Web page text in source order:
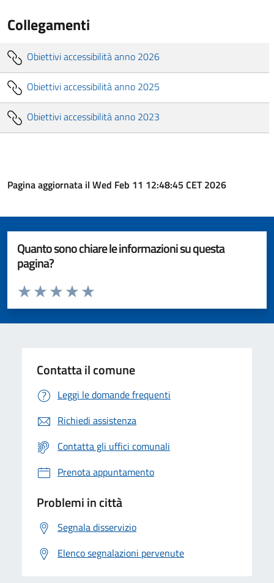
Collegamenti
Obiettivi accessibilità anno 2026
Obiettivi accessibilità anno 2025
Obiettivi accessibilità anno 2023
Pagina aggiornata il Wed Feb 11 12:48:45 CET 2026
Quanto sono chiare le informazioni su questa
pagina?
Valuta da 1 a 5 stelle la pagina
Valuta 5 stelle su 5
Valuta 4 stelle su 5
Valuta 3 stelle su 5
Valuta 2 stelle su 5
Valuta 1 stelle su 5
Contatta il comune
Leggi le domande frequenti
Richiedi assistenza
Contatta gli uffici comunali
Prenota appuntamento
Problemi in città
Segnala disservizio
Elenco segnalazioni pervenute